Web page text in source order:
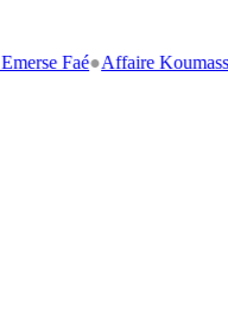
●Affaire Koumassi